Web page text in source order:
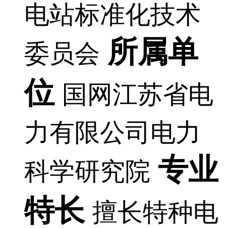
电站标准化技术
委员会 所属单
位 国网江苏省电
力有限公司电力
科学研究院 专业
特长 擅长特种电